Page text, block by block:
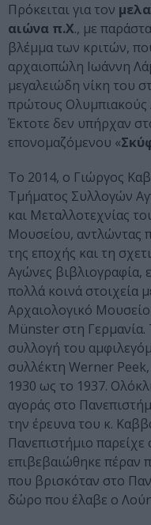
Πρόκειται για τον
αιώνα π.Χ., με
βλέμμα των κριτών,
αρχαιοπώλη Ιωάννη
μεγαλειώδη νίκη του
πρώτους Ολυμπιακούς
Έκτοτε δεν υπήρχαν
επονομαζόμενου «
Το 2014, ο Γιώργος
Τμήματος Συλλογών
και Μεταλλοτεχνίας
Μουσείου, αντλώντας
της εποχής και τη
Αγώνες βιβλιογραφία,
πολλά κοινά στοιχεία
Αρχαιολογικό
Münster στη Γερμανία.
συλλογή του
συλλέκτη Werner
1930 ως το 1937.
αγοράς στο
την έρευνα του κ.
Πανεπιστήμιο παρείχε
επιβεβαιώθηκε πέραν
που βρισκόταν στο
δώρο που έλαβε ο